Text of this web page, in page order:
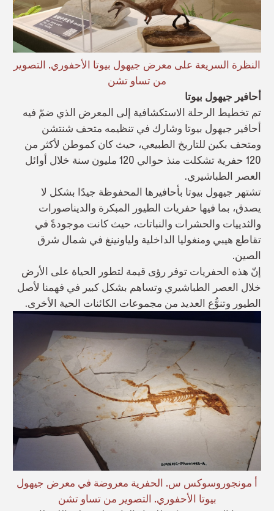
النظرة السريعة على معرض جيهول بيوتا الأحفوري. التصوير
من تساو تشن
أحافير جيهول بيوتا
تم تخطيط الرحلة الاستكشافية إلى المعرض الذي ضمّ فيه
أحافير جيهول بيوتا وشارك في تنظيمه متحف شنتشن
ومتحف بكين للتاريخ الطبيعي، حيث كان كموطن لأكثر من
120 حفرية تشكلت منذ حوالي 120 مليون سنة خلال أوائل
العصر الطباشيري.
تشتهر جيهول بيوتا بأحافيرها المحفوظة جيدًا بشكل لا
يصدق، بما فيها حفريات الطيور المبكرة والديناصورات
والثدييات والحشرات والنباتات، حيث كانت موجودةً في
تقاطع هيبي ومنغوليا الداخلية ولياونينغ في شمال شرق
الصين.
إنّ هذه الحفريات توفر رؤى قيمة لتطور الحياة على الأرض
خلال العصر الطباشيري وتساهم بشكل كبير في فهمنا لأصل
الطيور وتنوُّع العديد من مجموعات الكائنات الحية الأخرى.
أ مونجوروسوكس س. الحفرية معروضة في معرض جيهول
بيوتا الأحفوري. التصوير من تساو تشن